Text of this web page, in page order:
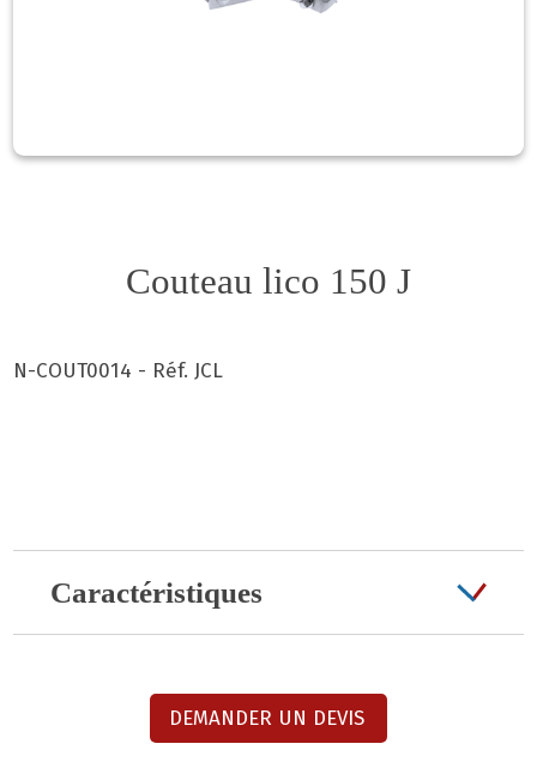
Couteau lico 150 J
N-COUT0014 - Réf. JCL
Caractéristiques
DEMANDER UN DEVIS